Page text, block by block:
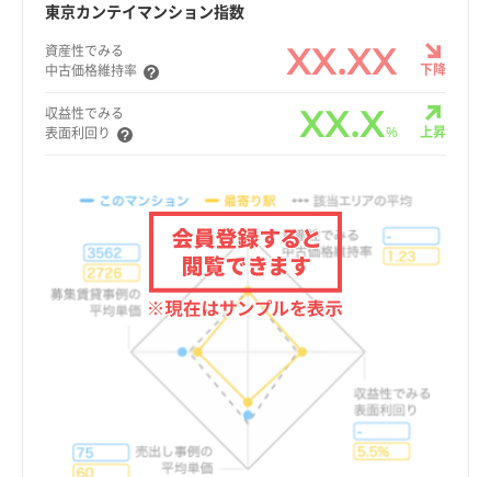
東京カンテイマンション指数
資産性でみる
中古価格維持率
XX.XX 下降
収益性でみる
表面利回り
XX.X% 上昇